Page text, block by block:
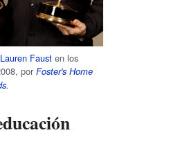
Lauren Faust en los
por Foster's Home
.